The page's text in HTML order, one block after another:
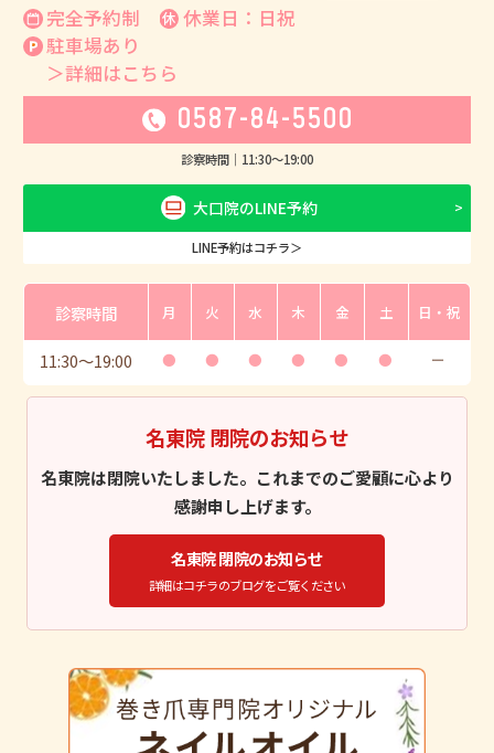
完全予約制
休業日：日祝
駐車場あり
＞詳細はこちら
0587-84-5500
診察時間｜ 11:30〜19:00
大口院のLINE予約
LINE予約はコチラ＞
診察時間 月 火 水 木 金 土 日・祝
11:30〜19:00 ● ● ● ● ● ● ー
名東院 閉院のお知らせ
名東院は閉院いたしました。これまでのご愛顧に心より
感謝申し上げます。
名東院 閉院のお知らせ
詳細はコチラのブログをご覧ください